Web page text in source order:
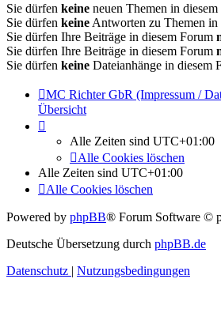
Sie dürfen keine neuen Themen in
Sie dürfen keine Antworten zu Themen in
Sie dürfen Ihre Beiträge in diesem Forum
Sie dürfen Ihre Beiträge in diesem Forum
Sie dürfen keine Dateianhänge in diesem
MC Richter GbR (Impressum /
Übersicht
Alle Zeiten sind UTC+01:00
Alle Cookies löschen
Alle Zeiten sind UTC+01:00
Alle Cookies löschen
Powered by phpBB® Forum Software ©
Deutsche Übersetzung durch phpBB.de
Datenschutz | Nutzungsbedingungen